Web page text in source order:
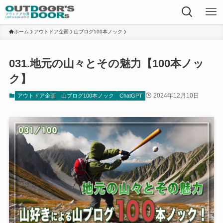
ホーム アウトドア企画 山ブログ100本ノック
031.地元の山々とその魅力【100本ノッ
ク】
アウトドア企画 山ブログ100本ノック ChatGPT 2024年12月10日